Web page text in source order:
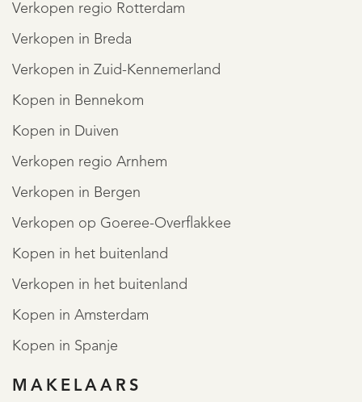
Verkopen regio Rotterdam
Verkopen in Breda
Verkopen in Zuid-Kennemerland
Kopen in Bennekom
Kopen in Duiven
Verkopen regio Arnhem
Verkopen in Bergen
Verkopen op Goeree-Overflakkee
Kopen in het buitenland
Verkopen in het buitenland
Kopen in Amsterdam
Kopen in Spanje
MAKELAARS